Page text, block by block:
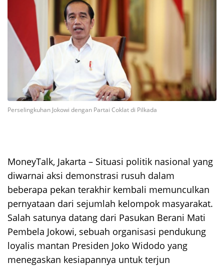
Perselingkuhan Jokowi dengan Partai Coklat di Pilkada
MoneyTalk, Jakarta – Situasi politik nasional yang
diwarnai aksi demonstrasi rusuh dalam
beberapa pekan terakhir kembali memunculkan
pernyataan dari sejumlah kelompok masyarakat.
Salah satunya datang dari Pasukan Berani Mati
Pembela Jokowi, sebuah organisasi pendukung
loyalis mantan Presiden Joko Widodo yang
menegaskan kesiapannya untuk terjun